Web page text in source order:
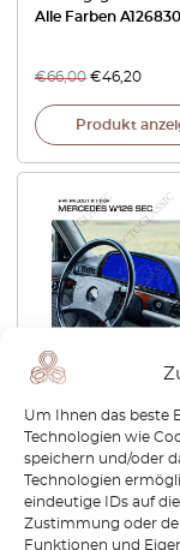
Um Ihnen das beste
Technologien wie
speichern und/oder
Technologien
eindeutige IDs auf
Zustimmung oder
Funktionen und
Alle Farben
€66,00 €46,20
Produkt
Instrument Cluster
Protection – PPF
Protection Film
PRO Transparent
scratch Cover
€39,60